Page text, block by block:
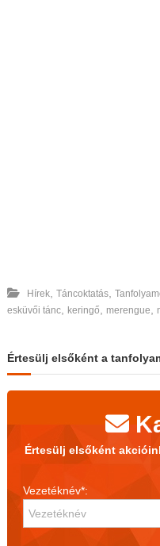
Hírek, Táncoktatás,
esküvői tánc, keringő merengue
Értesülj elsőként a
Értesülj elsőként
Vezetéknév*: